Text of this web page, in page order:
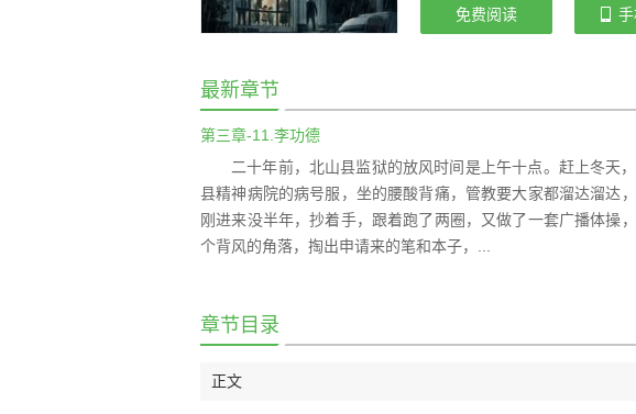
免费阅读
最新章节
第三章-11.李功德
二十年前，北山县监狱的放风时间是上午十点。赶上冬天
县精神病院的病号服，坐的腰酸背痛，管教要大家都溜达溜达
刚进来没半年，抄着手，跟着跑了两圈，又做了一套广播体操
个背风的角落，掏出申请来的笔和本子，...
章节目录
正文